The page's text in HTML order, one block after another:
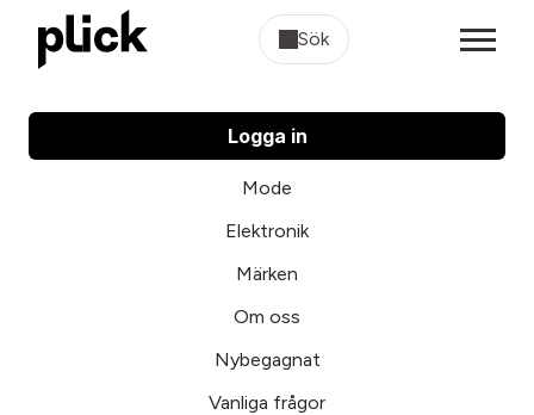
Sök
Logga in
Mode
Elektronik
Märken
Om oss
Nybegagnat
Vanliga frågor